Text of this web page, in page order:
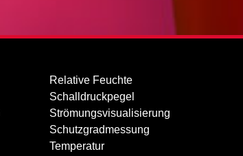
Relative Feuchte
Schalldruckpegel
Strömungsvisualisierung
Schutzgradmessung
Temperatur